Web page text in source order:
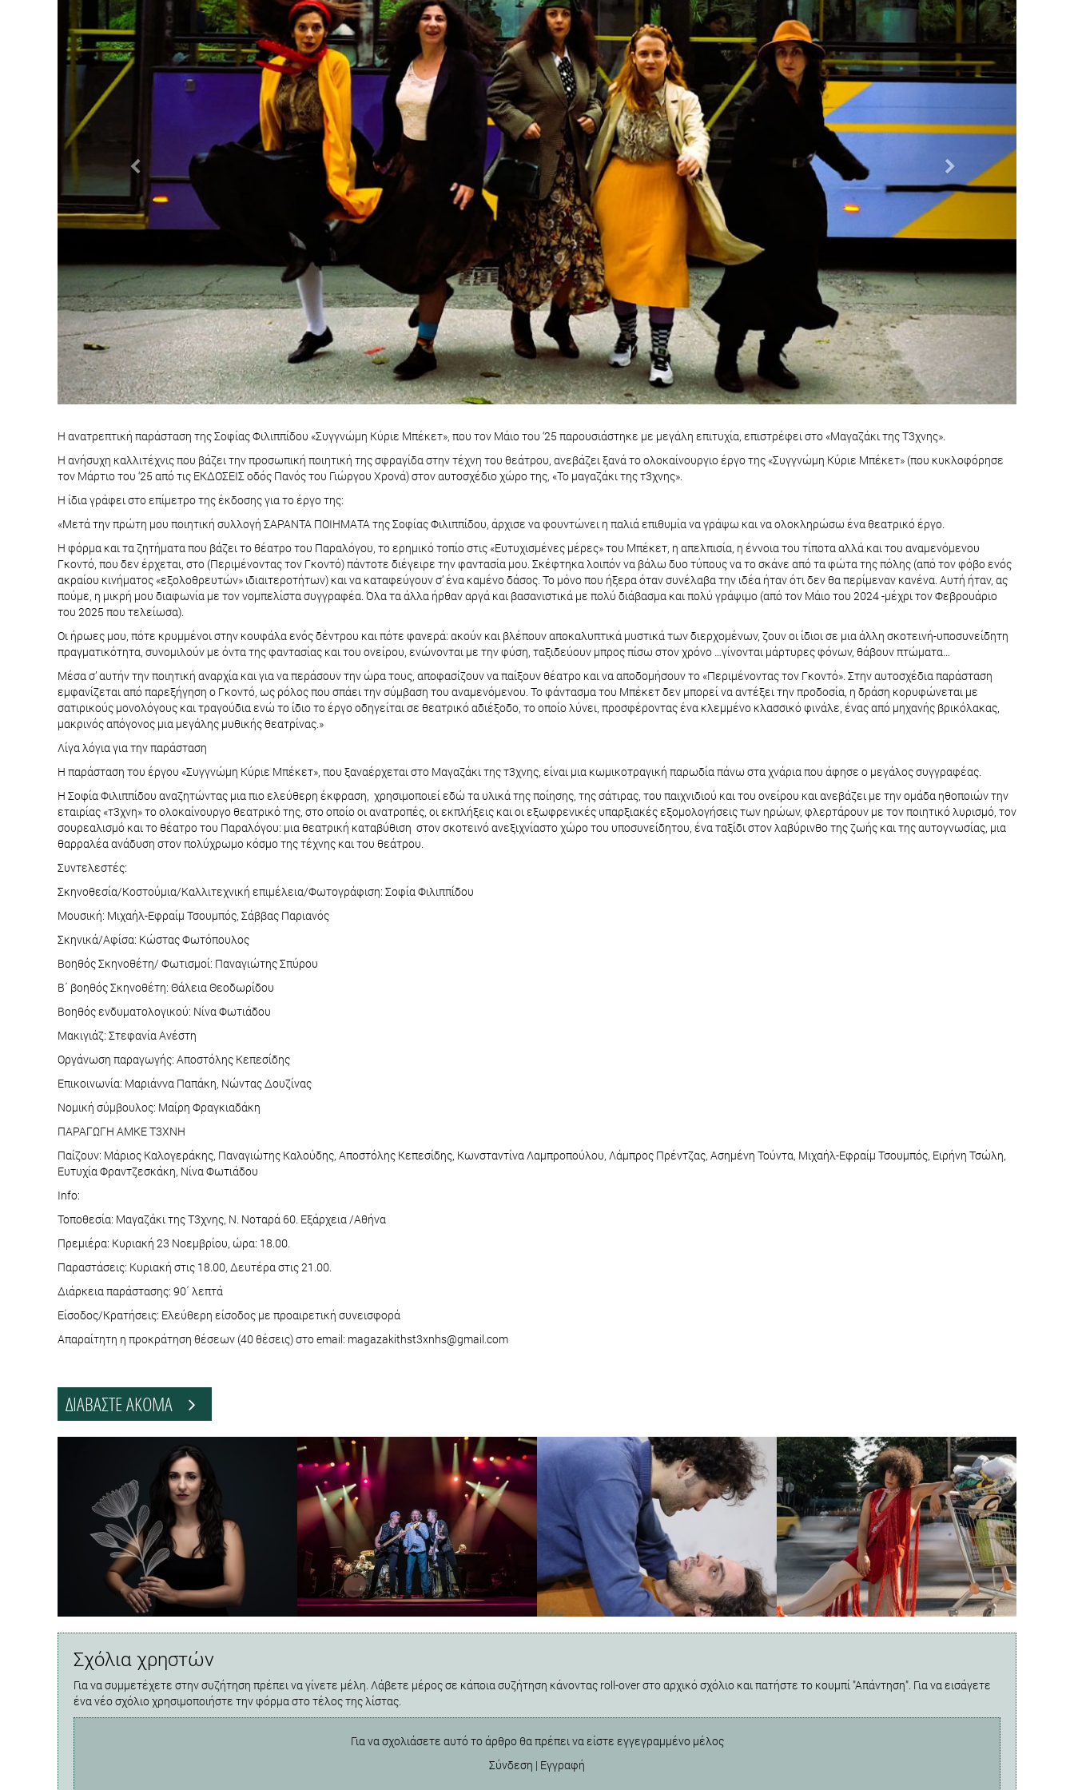
Η ανατρεπτική παράσταση της Σοφίας Φιλιππίδου «Συγγνώμη Κύριε Μπέκετ», που τον Μάιο του ‘25 παρουσιάστηκε με μεγάλη επιτυχία, επιστρέφει στο «Μαγαζάκι της Τ3χνης».
Η ανήσυχη καλλιτέχνις που βάζει την προσωπική ποιητική της σφραγίδα στην τέχνη του θεάτρου, ανεβάζει ξανά το ολοκαίνουργιο έργο της «Συγγνώμη Κύριε Μπέκετ» (που κυκλοφόρησε
τον Μάρτιο του ‘25 από τις ΕΚΔΟΣΕΙΣ οδός Πανός του Γιώργου Χρονά) στον αυτοσχέδιο χώρο της, «Το μαγαζάκι της τ3χνης».
Η ίδια γράφει στο επίμετρο της έκδοσης για το έργο της:
«Μετά την πρώτη μου ποιητική συλλογή ΣΑΡΑΝΤΑ ΠΟΙΗΜΑΤΑ της Σοφίας Φιλιππίδου, άρχισε να φουντώνει η παλιά επιθυμία να γράψω και να ολοκληρώσω ένα θεατρικό έργο.
Η φόρμα και τα ζητήματα που βάζει το θέατρο του Παραλόγου, το ερημικό τοπίο στις «Ευτυχισμένες μέρες» του Μπέκετ, η απελπισία, η έννοια του τίποτα αλλά και του αναμενόμενου
Γκοντό, που δεν έρχεται, στο (Περιμένοντας τον Γκοντό) πάντοτε διέγειρε την φαντασία μου. Σκέφτηκα λοιπόν να βάλω δυο τύπους να το σκάνε από τα φώτα της πόλης (από τον φόβο ενός
ακραίου κινήματος «εξολοθρευτών» ιδιαιτεροτήτων) και να καταφεύγουν σ’ ένα καμένο δάσος. Το μόνο που ήξερα όταν συνέλαβα την ιδέα ήταν ότι δεν θα περίμεναν κανένα. Αυτή ήταν, ας
πούμε, η μικρή μου διαφωνία με τον νομπελίστα συγγραφέα. Όλα τα άλλα ήρθαν αργά και βασανιστικά με πολύ διάβασμα και πολύ γράψιμο (από τον Μάιο του 2024 -μέχρι τον Φεβρουάριο
του 2025 που τελείωσα).
Οι ήρωες μου, πότε κρυμμένοι στην κουφάλα ενός δέντρου και πότε φανερά: ακούν και βλέπουν αποκαλυπτικά μυστικά των διερχομένων, ζουν οι ίδιοι σε μια άλλη σκοτεινή-υποσυνείδητη
πραγματικότητα, συνομιλούν με όντα της φαντασίας και του ονείρου, ενώνονται με την φύση, ταξιδεύουν μπρος πίσω στον χρόνο …γίνονται μάρτυρες φόνων, θάβουν πτώματα…
Μέσα σ’ αυτήν την ποιητική αναρχία και για να περάσουν την ώρα τους, αποφασίζουν να παίξουν θέατρο και να αποδομήσουν το «Περιμένοντας τον Γκοντό». Στην αυτοσχέδια παράσταση
εμφανίζεται από παρεξήγηση ο Γκοντό, ως ρόλος που σπάει την σύμβαση του αναμενόμενου. Το φάντασμα του Μπέκετ δεν μπορεί να αντέξει την προδοσία, η δράση κορυφώνεται με
σατιρικούς μονολόγους και τραγούδια ενώ το ίδιο το έργο οδηγείται σε θεατρικό αδιέξοδο, το οποίο λύνει, προσφέροντας ένα κλεμμένο κλασσικό φινάλε, ένας από μηχανής βρικόλακας,
μακρινός απόγονος μια μεγάλης μυθικής θεατρίνας.»
Λίγα λόγια για την παράσταση
Η παράσταση του έργου «Συγγνώμη Κύριε Μπέκετ», που ξαναέρχεται στο Μαγαζάκι της τ3χνης, είναι μια κωμικοτραγική παρωδία πάνω στα χνάρια που άφησε ο μεγάλος συγγραφέας.
Η Σοφία Φιλιππίδου αναζητώντας μια πιο ελεύθερη έκφραση, χρησιμοποιεί εδώ τα υλικά της ποίησης, της σάτιρας, του παιχνιδιού και του ονείρου και ανεβάζει με την ομάδα ηθοποιών την
εταιρίας «τ3χνη» το ολοκαίνουργο θεατρικό της, στο οποίο οι ανατροπές, οι εκπλήξεις και οι εξωφρενικές υπαρξιακές εξομολογήσεις των ηρώων, φλερτάρουν με τον ποιητικό λυρισμό, τον
σουρεαλισμό και το θέατρο του Παραλόγου: μια θεατρική καταβύθιση στον σκοτεινό ανεξιχνίαστο χώρο του υποσυνείδητου, ένα ταξίδι στον λαβύρινθο της ζωής και της αυτογνωσίας, μια
θαρραλέα ανάδυση στον πολύχρωμο κόσμο της τέχνης και του θεάτρου.
Συντελεστές:
Σκηνοθεσία/Κοστούμια/Καλλιτεχνική επιμέλεια/Φωτογράφιση: Σοφία Φιλιππίδου
Μουσική: Μιχαήλ-Εφραίμ Τσουμπός, Σάββας Παριανός
Σκηνικά/Αφίσα: Κώστας Φωτόπουλος
Βοηθός Σκηνοθέτη/ Φωτισμοί: Παναγιώτης Σπύρου
Β΄ βοηθός Σκηνοθέτη: Θάλεια Θεοδωρίδου
Βοηθός ενδυματολογικού: Νίνα Φωτιάδου
Μακιγιάζ: Στεφανία Ανέστη
Οργάνωση παραγωγής: Αποστόλης Κεπεσίδης
Επικοινωνία: Μαριάννα Παπάκη, Νώντας Δουζίνας
Νομική σύμβουλος: Μαίρη Φραγκιαδάκη
ΠΑΡΑΓΩΓΗ ΑΜΚΕ Τ3ΧΝΗ
Παίζουν: Μάριος Καλογεράκης, Παναγιώτης Καλούδης, Αποστόλης Κεπεσίδης, Κωνσταντίνα Λαμπροπούλου, Λάμπρος Πρέντζας, Ασημένη Τούντα, Μιχαήλ-Εφραίμ Τσουμπός, Ειρήνη Τσώλη,
Ευτυχία Φραντζεσκάκη, Νίνα Φωτιάδου
Info:
Τοποθεσία: Μαγαζάκι της Τ3χνης, Ν. Νοταρά 60. Εξάρχεια /Αθήνα
Πρεμιέρα: Κυριακή 23 Νοεμβρίου, ώρα: 18.00.
Παραστάσεις: Κυριακή στις 18.00, Δευτέρα στις 21.00.
Διάρκεια παράστασης: 90΄ λεπτά
Είσοδος/Κρατήσεις: Ελεύθερη είσοδος με προαιρετική συνεισφορά
Απαραίτητη η προκράτηση θέσεων (40 θέσεις) στο email: magazakithst3xnhs@gmail.com
ΔΙΑΒΑΣΤΕ ΑΚΟΜΑ
Σχόλια χρηστών
Για να συμμετέχετε στην συζήτηση πρέπει να γίνετε μέλη. Λάβετε μέρος σε κάποια συζήτηση κάνοντας roll-over στο αρχικό σχόλιο και πατήστε το κουμπί "Απάντηση". Για να εισάγετε
ένα νέο σχόλιο χρησιμοποιήστε την φόρμα στο τέλος της λίστας.
Για να σχολιάσετε αυτό το άρθρο θα πρέπει να είστε εγγεγραμμένο μέλος
Σύνδεση | Εγγραφή